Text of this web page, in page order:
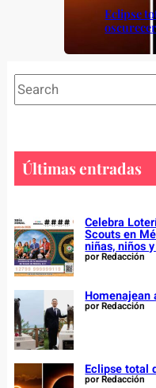
Eclipse
S
e
h
Últimas entradas
Celebra
Scouts en
niñas, niños
por Redacción
Homenajean
por Redacción
Eclipse total
por Redacción